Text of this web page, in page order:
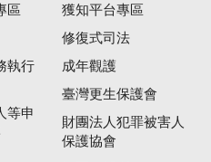
區
執行
等申
獲知平台專區
修復式司法
成年觀護
臺灣更生保護會
財團法人犯罪被害人
保護協會